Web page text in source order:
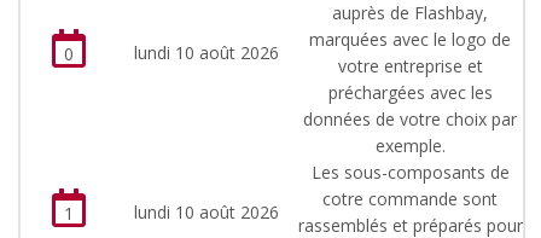
0 lundi 10 août 2026
auprès de Flashbay,
marquées avec le logo de
votre entreprise et
préchargées avec les
données de votre choix par
exemple.
1 lundi 10 août 2026
Les sous-composants de
cotre commande sont
rassemblés et préparés pour